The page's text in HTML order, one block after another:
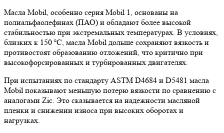
Масла Mobil, особенно серия Mobil 1, основаны на
полиальфаолефинах (ПАО) и обладают более высокой
стабильностью при экстремальных температурах. В условиях,
близких к 150 °C, масла Mobil дольше сохраняют вязкость и
противостоят образованию отложений, что критично при
высокофорсированных и турбированных двигателях.
При испытаниях по стандарту ASTM D4684 и D5481 масла
Mobil показывают меньшую потерю вязкости по сравнению с
аналогами Zic. Это сказывается на надежности масляной
пленки и снижении износа при высоких оборотах и
нагрузках.